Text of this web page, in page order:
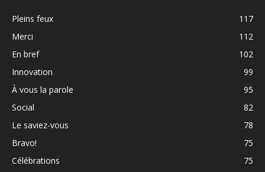
Pleins feux
117
Merci
112
En bref
102
Innovation
99
À vous la parole
95
Social
82
Le saviez-vous
78
Bravo!
75
Célébrations
75